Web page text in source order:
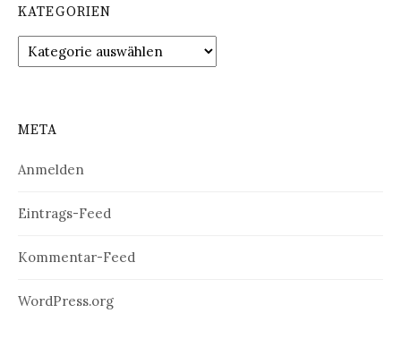
KATEGORIEN
Kategorien
META
Anmelden
Eintrags-Feed
Kommentar-Feed
WordPress.org